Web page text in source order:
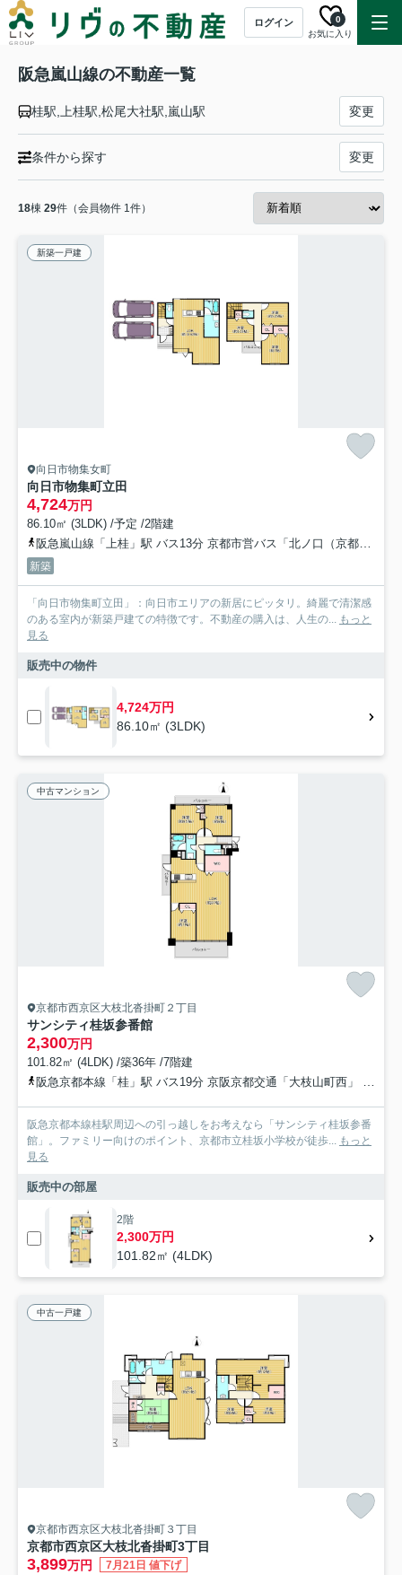
ログイン
お気に入り
0
阪急嵐山線の不動産一覧
桂駅,上桂駅,松尾大社駅,嵐山駅 変更
条件から探す 変更
18棟 29件（会員物件 1件）
新築一戸建
向日市物集女町
向日市物集町立田
4,724万円
86.10㎡ (3LDK) /予定 /2階建
阪急嵐山線「上桂」駅 バス13分 京都市営バス「北ノ口（京都府）」 停歩2分
新築
「向日市物集町立田」：向日市エリアの新居にピッタリ。綺麗で清潔感
のある室内が新築戸建ての特徴です。不動産の購入は、人生の... もっと
見る
販売中の物件
4,724万円
86.10㎡ (3LDK)
中古マンション
京都市西京区大枝北沓掛町２丁目
サンシティ桂坂参番館
2,300万円
101.82㎡ (4LDK) /築36年 /7階建
阪急京都本線「桂」駅 バス19分 京阪京都交通「大枝山町西」 停歩3分
阪急京都本線桂駅周辺への引っ越しをお考えなら「サンシティ桂坂参番
館」。ファミリー向けのポイント、京都市立桂坂小学校が徒歩... もっと
見る
販売中の部屋
2階
2,300万円
101.82㎡ (4LDK)
中古一戸建
京都市西京区大枝北沓掛町３丁目
京都市西京区大枝北沓掛町3丁目
3,899万円 7月21日 値下げ